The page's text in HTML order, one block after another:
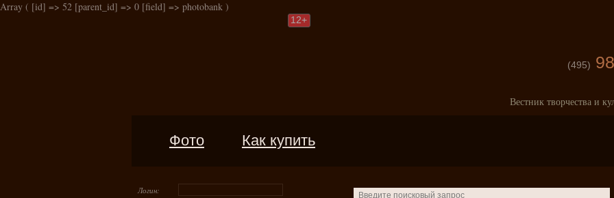
Array ( [id] => 52 [parent_id] => 0 [field] => photobank )
12+
(495)
Вестник творчества и
Фото Как купить
Логин: